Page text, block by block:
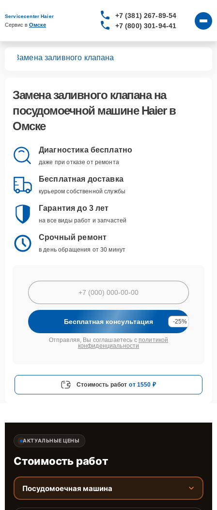
Servicecenter Haier
Сервис в Омске
+7 (381) 267-89-54
+7 (800) 301-94-41
Замена заливного клапана
Замена заливного клапанана
посудомоечной машине Haier в
Омске
Диагностика бесплатно
даже при отказе от ремонта
Бесплатная доставка
курьером собственной службы
Гарантия до 3 лет
на все виды работ и запчастей
Срочный ремонт
в день обращения от 30 минут
Бесплатная консультация -25%
Отправляя, Вы соглашаетесь с политикой
конфиденциальности
Стоимость работ от 1550 ₽
АКТУАЛЬНЫЕ ЦЕНЫ
Стоимость работ
Посудомоечная машина